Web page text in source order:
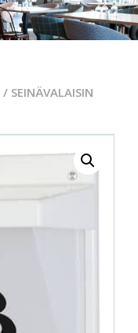
/ SEINÄVALAISIN